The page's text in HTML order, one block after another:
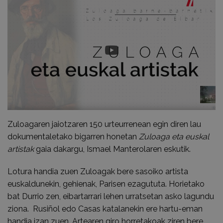
Zuloagaren jaiotzaren 150 urteurrenean egin diren lau
dokumentaletako bigarren honetan Zuloaga eta euskal
artistakgaia dakargu, Ismael Manterolaren eskutik.
Lotura handia zuen Zuloagak bere sasoiko artista
euskaldunekin, gehienak, Parisen ezagututa. Horietako
bat Durrio zen, eibartarrari lehen urratsetan asko lagundu
ziona. Rusiñol edo Casas katalanekin ere hartu-eman